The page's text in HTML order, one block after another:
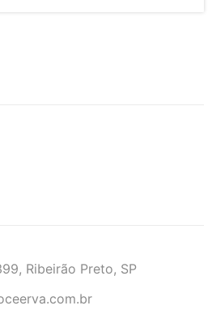
Ribeirão Preto, SP